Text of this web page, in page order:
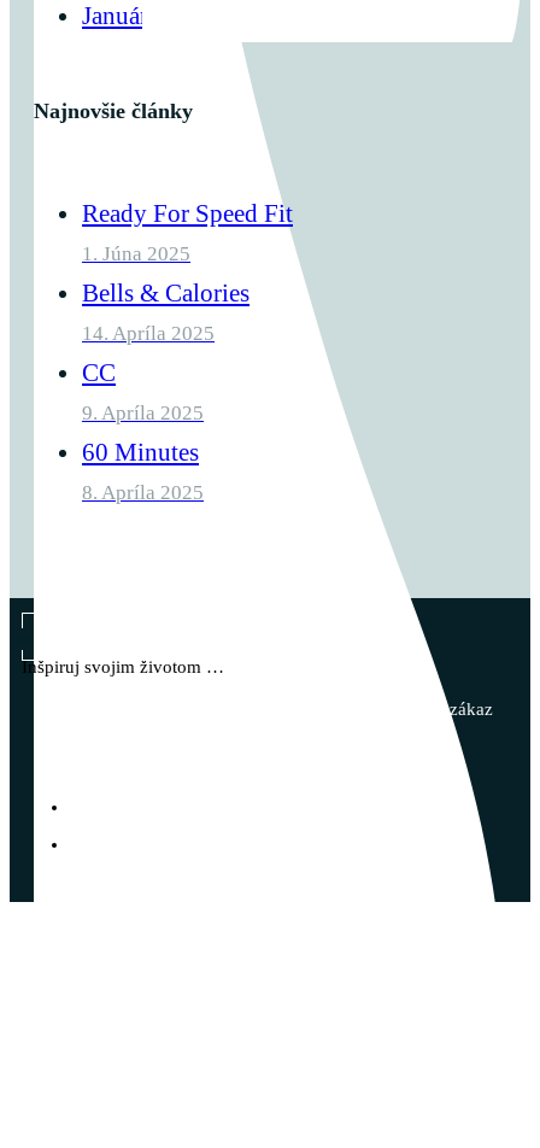
Január 2023
Najnovšie články
Ready For Speed Fit
1. Júna 2025
Bells & Calories
14. Apríla 2025
CC
9. Apríla 2025
60 Minutes
8. Apríla 2025
Inšpiruj svojim životom …
© 2023 - Vladimír Takáč - Všetky práva vyhradené | zákaz